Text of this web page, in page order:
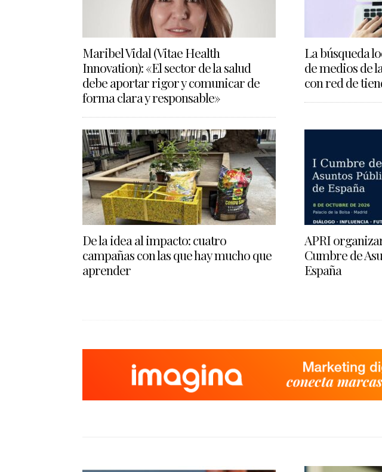
Maribel Vidal (Vitae Health
Innovation): «El sector de la salud
debe aportar rigor y comunicar de
forma clara y responsable»
La búsqueda
de medios de
con red de
De la idea al impacto: cuatro
campañas con las que hay mucho que
aprender
APRI
Cumbre de
España